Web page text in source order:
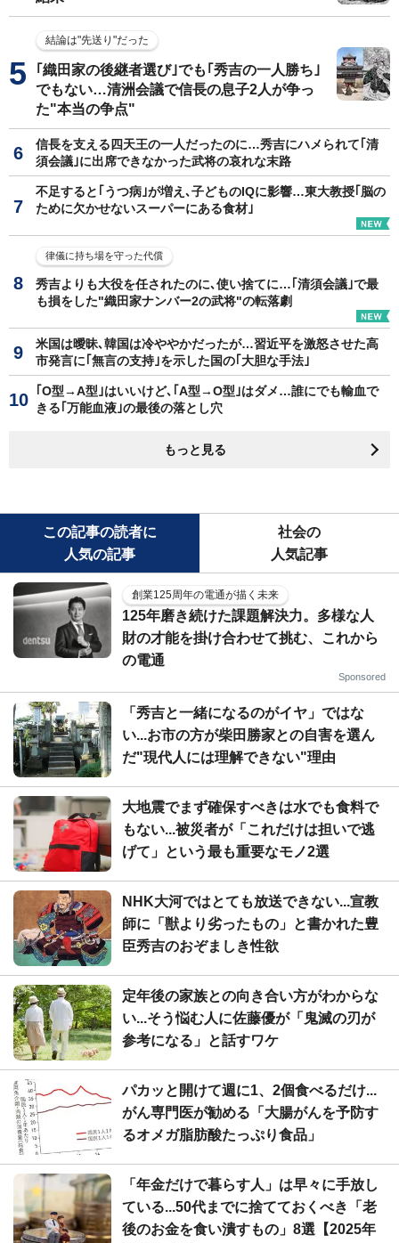
結論は"先送り"だった
｢織田家の後継者選び｣でも｢秀吉の一人勝ち｣
でもない…清洲会議で信長の息子2人が争っ
た"本当の争点"
信長を支える四天王の一人だったのに…秀吉にハメられて｢清
須会議｣に出席できなかった武将の哀れな末路
不足すると｢うつ病｣が増え､子どものIQに影響…東大教授｢脳の
ために欠かせないスーパーにある食材｣
律儀に持ち場を守った代償
秀吉よりも大役を任されたのに､使い捨てに…｢清須会議｣で最
も損をした"織田家ナンバー2の武将"の転落劇
米国は曖昧､韓国は冷ややかだったが…習近平を激怒させた高
市発言に｢無言の支持｣を示した国の｢大胆な手法｣
｢O型→A型｣はいいけど､｢A型→O型｣はダメ…誰にでも輸血で
きる｢万能血液｣の最後の落とし穴
もっと見る
この記事の読者に
人気の記事
社会の
人気記事
創業125周年の電通が描く未来
125年磨き続けた課題解決力。多様な人
財の才能を掛け合わせて挑む、これから
の電通
Sponsored
「秀吉と一緒になるのがイヤ」ではな
い...お市の方が柴田勝家との自害を選ん
だ"現代人には理解できない"理由
大地震でまず確保すべきは水でも食料で
もない...被災者が「これだけは担いで逃
げて」という最も重要なモノ2選
NHK大河ではとても放送できない...宣教
師に「獣より劣ったもの」と書かれた豊
臣秀吉のおぞましき性欲
定年後の家族との向き合い方がわからな
い...そう悩む人に佐藤優が「鬼滅の刃が
参考になる」と話すワケ
パカッと開けて週に1、2個食べるだけ...
がん専門医が勧める「大腸がんを予防す
るオメガ脂肪酸たっぷり食品」
「年金だけで暮らす人」は早々に手放し
ている...50代までに捨てておくべき「老
後のお金を食い潰すもの」8選【2025年